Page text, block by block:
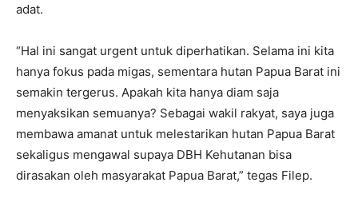
adat.
“Hal ini sangat urgent untuk diperhatikan. Selama ini kita
hanya fokus pada migas, sementara hutan Papua Barat ini
semakin tergerus. Apakah kita hanya diam saja
menyaksikan semuanya? Sebagai wakil rakyat, saya juga
membawa amanat untuk melestarikan hutan Papua Barat
sekaligus mengawal supaya DBH Kehutanan bisa
dirasakan oleh masyarakat Papua Barat,” tegas Filep.